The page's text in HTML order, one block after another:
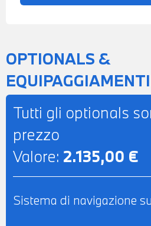
OPTIONALS &
EQUIPAGGIAMENTI
Tutti gli optionals
prezzo
Valore: 2.135,00 €
Sistema di navigazione